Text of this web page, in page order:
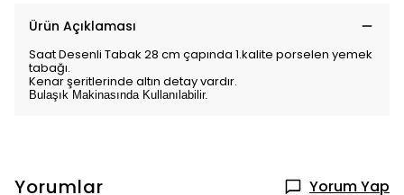
Ürün Açıklaması
Saat Desenli Tabak 28 cm çapında 1.kalite porselen yemek
tabağı.
Kenar şeritlerinde altın detay vardır.
Bulaşık Makinasında Kullanılabilir.
Yorumlar Yorum Yap